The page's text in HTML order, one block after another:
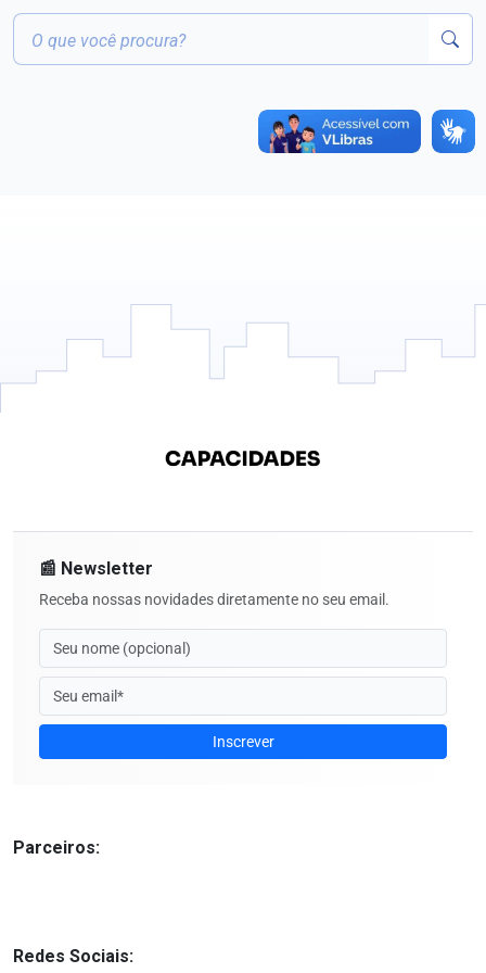
📰 Newsletter
Receba nossas novidades diretamente no seu email.
Inscrever
Parceiros:
Redes Sociais: